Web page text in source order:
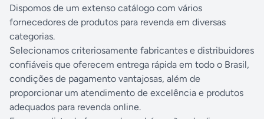
Dispomos de um extenso catálogo com vários
fornecedores de produtos para revenda em diversas
categorias.
Selecionamos criteriosamente fabricantes e distribuidores
confiáveis que oferecem entrega rápida em todo o Brasil,
condições de pagamento vantajosas, além de
proporcionar um atendimento de excelência e produtos
adequados para revenda online.